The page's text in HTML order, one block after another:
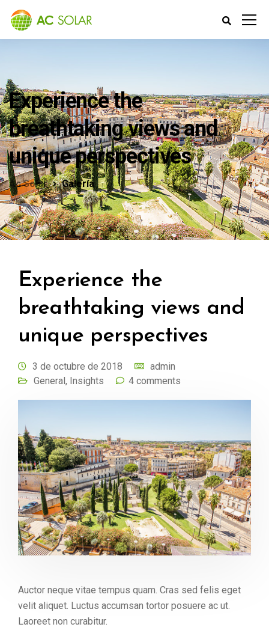
Experience the
breathtaking views and
unique perspectives
Ac Solar Galería
Experience the
breathtaking views and
unique perspectives
3 de octubre de 2018
admin
General, Insights 4 comments
Auctor neque vitae tempus quam. Cras sed felis eget
velit aliquet. Luctus accumsan tortor posuere ac ut.
Laoreet non curabitur.